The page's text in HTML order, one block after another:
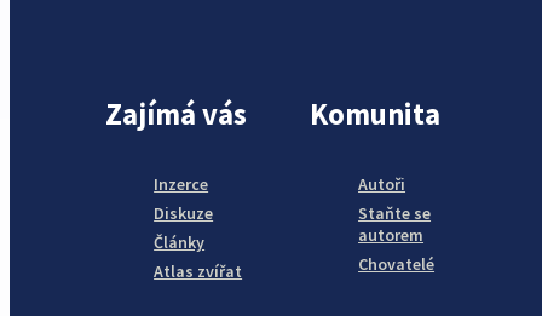
Zajímá vás
Inzerce
Diskuze
Články
Atlas zvířat
Komunita
Autoři
Staňte se
autorem
Chovatelé